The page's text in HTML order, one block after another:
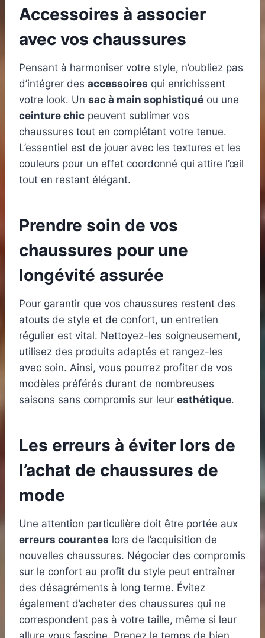
Accessoires à associer
avec vos chaussures
Pensant à harmoniser votre style, n’oubliez pas
d’intégrer des accessoires qui enrichissent
votre look. Un sac à main sophistiqué ou une
ceinture chic peuvent sublimer vos
chaussures tout en complétant votre tenue.
L’essentiel est de jouer avec les textures et les
couleurs pour un effet coordonné qui attire l’œil
tout en restant élégant.
Prendre soin de vos
chaussures pour une
longévité assurée
Pour garantir que vos chaussures restent des
atouts de style et de confort, un entretien
régulier est vital. Nettoyez-les soigneusement,
utilisez des produits adaptés et rangez-les
avec soin. Ainsi, vous pourrez profiter de vos
modèles préférés durant de nombreuses
saisons sans compromis sur leur esthétique.
Les erreurs à éviter lors de
l’achat de chaussures de
mode
Une attention particulière doit être portée aux
erreurs courantes lors de l’acquisition de
nouvelles chaussures. Négocier des compromis
sur le confort au profit du style peut entraîner
des désagréments à long terme. Évitez
également d’acheter des chaussures qui ne
correspondent pas à votre taille, même si leur